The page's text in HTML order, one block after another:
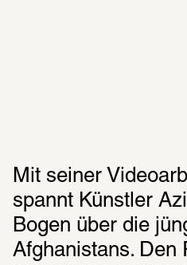
Mit seiner
spannt Künstler
Bogen über die
Afghanistans. Den